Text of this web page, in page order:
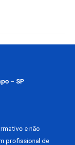
– SP
e não
profissional de